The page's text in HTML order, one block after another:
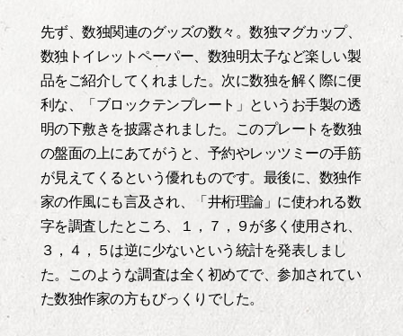
先ず、数独関連のグッズの数々。数独マグカップ、
数独トイレットペーパー、数独明太子など楽しい製
品をご紹介してくれました。次に数独を解く際に便
利な、「ブロックテンプレート」というお手製の透
明の下敷きを披露されました。このプレートを数独
の盤面の上にあてがうと、予約やレッツミーの手筋
が見えてくるという優れものです。最後に、数独作
家の作風にも言及され、「井桁理論」に使われる数
字を調査したところ、１，７，９が多く使用され、
３，４，５は逆に少ないという統計を発表しまし
た。このような調査は全く初めてで、参加されてい
た数独作家の方もびっくりでした。